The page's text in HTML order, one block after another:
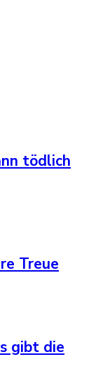
tödlich
Treue
gibt die